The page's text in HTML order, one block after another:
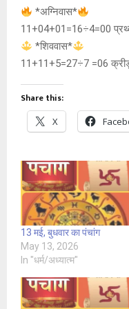
*अग्निवास*
11+04+01=16÷4=00
*शिववास*
11+11+5=27÷7 =06
Share this:
X
13 मई, बुधवार का पंचांग
May 13, 2026
In "धर्म/अध्यात्म"